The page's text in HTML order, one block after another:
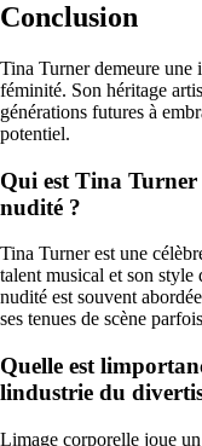
Conclusion
Tina Turner demeure une
féminité. Son héritage
générations futures à
potentiel.
Qui est Tina
nudité ?
Tina Turner est une
talent musical et son style
nudité est souvent
ses tenues de scène
Quelle est
lindustrie du
Limage corporelle joue